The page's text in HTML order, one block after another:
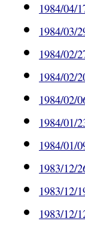
1984/04/
1984/03/
1984/02/
1984/02/
1984/02/
1984/01/
1984/01/
1983/12/
1983/12/
1983/12/